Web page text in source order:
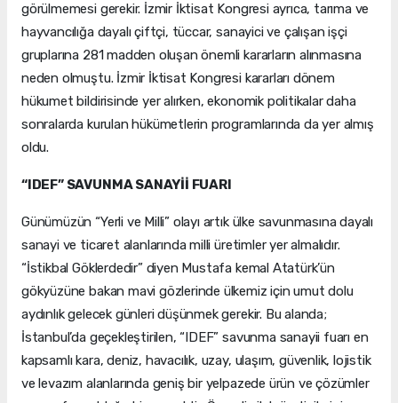
görülmemesi gerekir. İzmir İktisat Kongresi ayrıca, tarıma ve
hayvancılığa dayalı çiftçi, tüccar, sanayici ve çalışan işçi
gruplarına 281 madden oluşan önemli kararların alınmasına
neden olmuştu. İzmir İktisat Kongresi kararları dönem
hükumet bildirisinde yer alırken, ekonomik politikalar daha
sonralarda kurulan hükümetlerin programlarında da yer almış
oldu.
“IDEF” SAVUNMA SANAYİİ FUARI
Günümüzün “Yerli ve Milli” olayı artık ülke savunmasına dayalı
sanayi ve ticaret alanlarında milli üretimler yer almalıdır.
“İstikbal Göklerdedir” diyen Mustafa kemal Atatürk’ün
gökyüzüne bakan mavi gözlerinde ülkemiz için umut dolu
aydınlık gelecek günleri düşünmek gerekir. Bu alanda;
İstanbul’da geçekleştirilen, “IDEF” savunma sanayii fuarı en
kapsamlı kara, deniz, havacılık, uzay, ulaşım, güvenlik, lojistik
ve levazım alanlarında geniş bir yelpazede ürün ve çözümler